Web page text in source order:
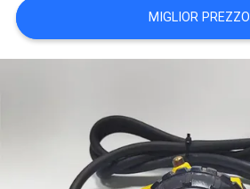
PRIVACY
MIGLIOR PREZZO